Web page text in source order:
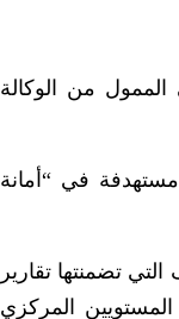
الممول من الوكالة
العمل التقييمية لسير عملية التطوير بـ 144 مدرسة مستهدفة في “أمانة
تضمنتها تقارير
المركزي